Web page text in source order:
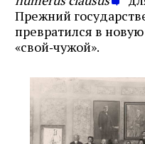
Прежний
превратился в
«свой‑чужой».